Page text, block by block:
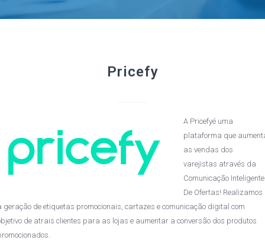
Pricefy
A Pricefyé uma
plataforma que
as vendas dos
varejistas através da
Comunicação Inteligente
De Ofertas! Realizamos
geração de etiquetas promocionais, cartazes e comunicação digital com
de atrais clientes para as lojas e aumentar a conversão dos produtos